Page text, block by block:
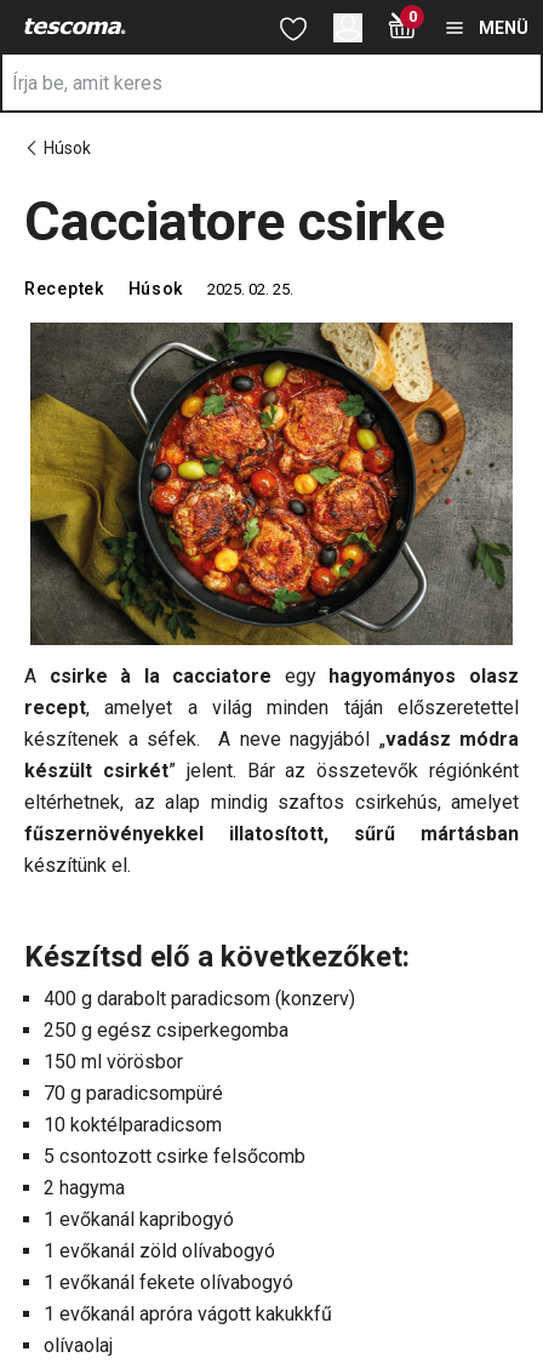
Ugrás a fő tartalomhoz
Ugrás a kereséshez
Ugrás a navigációhoz 0
MENÜ
Húsok
Cacciatore csirke
Receptek Húsok 2025. 02. 25.
A csirke à la cacciatore egy
hagyományos olasz
recept, amelyet a világ minden táján előszeretettel
készítenek a séfek. A neve nagyjából „vadász módra
készült csirkét” jelent. Bár az összetevők régiónként
eltérhetnek, az alap mindig szaftos csirkehús, amelyet
fűszernövényekkel illatosított, sűrű mártásban
készítünk el.
Készítsd elő a következőket:
400 g darabolt paradicsom (konzerv)
250 g egész csiperkegomba
150 ml vörösbor
70 g paradicsompüré
10 koktélparadicsom
5 csontozott csirke felsőcomb
2 hagyma
1 evőkanál kapribogyó
1 evőkanál zöld olívabogyó
1 evőkanál fekete olívabogyó
1 evőkanál apróra vágott kakukkfű
olívaolaj